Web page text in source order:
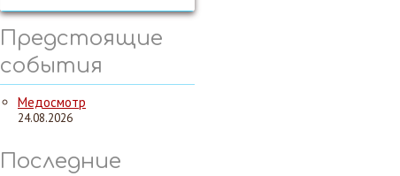
Предстоящие
события
Медосмотр
24.08.2026
Последние